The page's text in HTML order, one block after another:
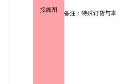
接线图 备注：特殊订货与